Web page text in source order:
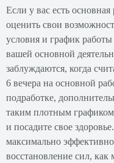
Если у вас есть
оценить свои
условия и график
вашей основной
заблуждаются, когда
6 вечера на основной
подработке,
таким плотным
и посадите свое
максимально
восстановление сил,